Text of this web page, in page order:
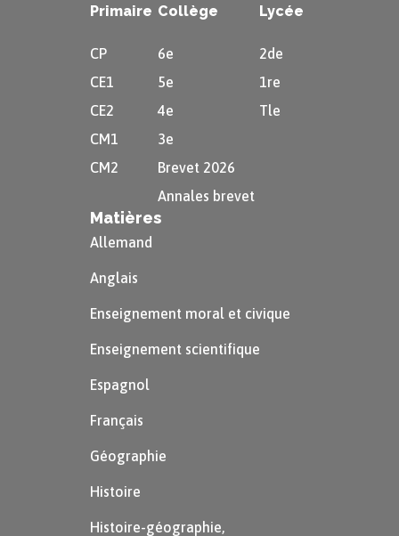
Primaire
CP
CE1
CE2
CM1
CM2
Collège
6e
5e
4e
3e
Brevet 2026
Annales brevet
Lycée
2de
1re
Tle
Matières
Allemand
Anglais
Enseignement moral et civique
Enseignement scientifique
Espagnol
Français
Géographie
Histoire
Histoire-géographie,